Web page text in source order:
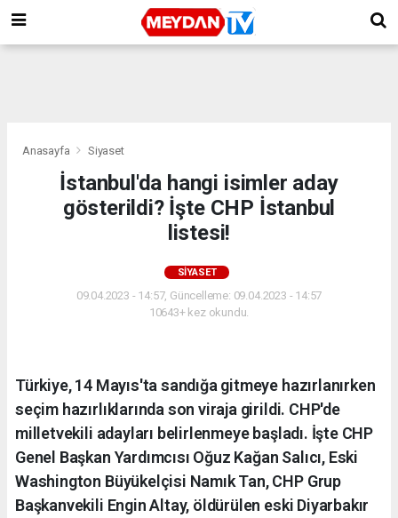
Anasayfa Siyaset
İstanbul'da hangi isimler aday
gösterildi? İşte CHP İstanbul
listesi!
SIYASET
09.04.2023 - 14:57, Güncelleme: 09.04.2023 - 14:57
10643+ kez okundu.
Türkiye, 14 Mayıs'ta sandığa gitmeye hazırlanırken
seçim hazırlıklarında son viraja girildi. CHP'de
milletvekili adayları belirlenmeye başladı. İşte CHP
Genel Başkan Yardımcısı Oğuz Kağan Salıcı, Eski
Washington Büyükelçisi Namık Tan, CHP Grup
Başkanvekili Engin Altay, öldürülen eski Diyarbakır